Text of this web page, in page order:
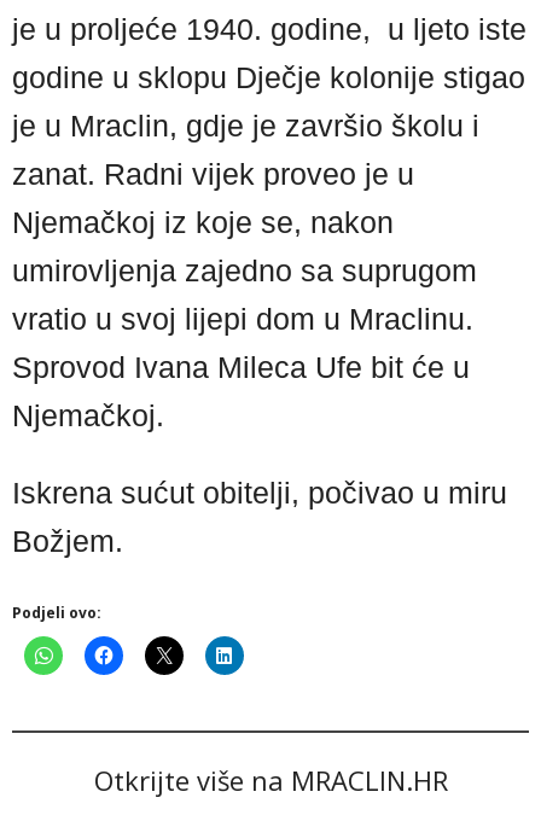
je u proljeće 1940. godine, u ljeto iste
godine u sklopu Dječje kolonije stigao
je u Mraclin, gdje je završio školu i
zanat. Radni vijek proveo je u
Njemačkoj iz koje se, nakon
umirovljenja zajedno sa suprugom
vratio u svoj lijepi dom u Mraclinu.
Sprovod Ivana Mileca Ufe bit će u
Njemačkoj.
Iskrena sućut obitelji, počivao u miru
Božjem.
Podjeli ovo:
Otkrijte više na MRACLIN.HR